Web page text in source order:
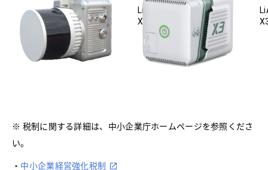
LiAir
X3C
※ 税制に関する詳細は、中小企業庁ホームページを参照くださ
い。
・ 中小企業経営強化税制